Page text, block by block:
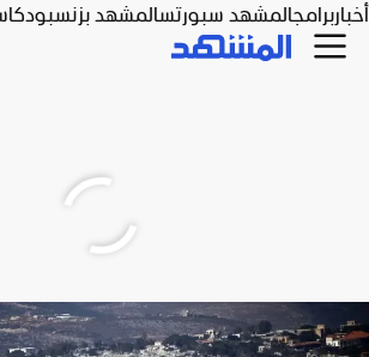
أخباربرامجالمشهد سبورتسالمشهد بزنس